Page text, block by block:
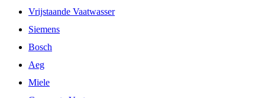
Vrijstaande Vaatwasser
Siemens
Bosch
Aeg
Miele